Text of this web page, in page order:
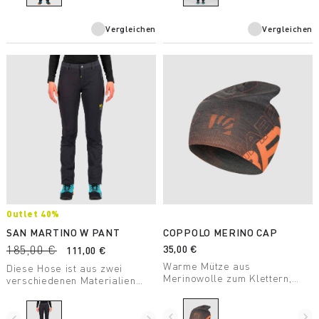
Outdoor-Aktivitäten Vergleichen Vergleichen
Outlet 40%
SAN MARTINO W PANT
185,00 €
111,00 €
Diese Hose ist aus zwei
verschiedenen Materialien
Elastizität und geringes
Gewicht zu gewährleisten und
COPPOLO MERINO CAP
35,00 €
Warme Mütze aus
Merinowolle zum Klettern,
navigate_before navigate_next